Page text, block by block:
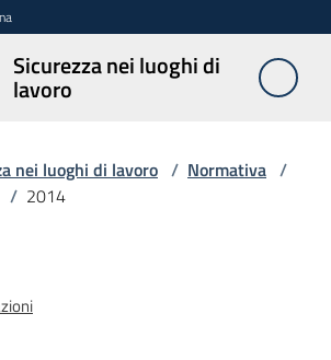
Sicurezza nei luoghi di
lavoro
nei luoghi di lavoro / Normativa /
/ 2014